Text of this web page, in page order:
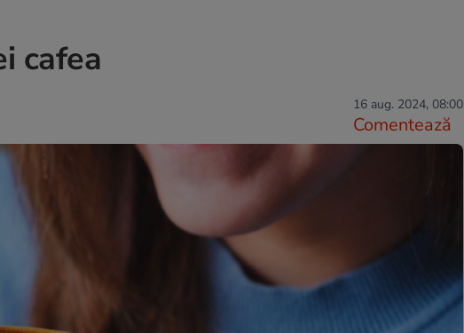
cafea
16 aug. 2024, 08:00
Comentează